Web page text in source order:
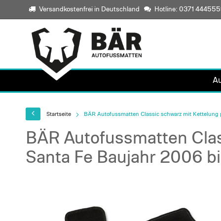
Versandkostenfrei in Deutschland Hotline: 0371
Startseite BÄR Autofussmatten Classic schwarz mit
BÄR Autofussmatten
Santa Fe Baujahr 2006